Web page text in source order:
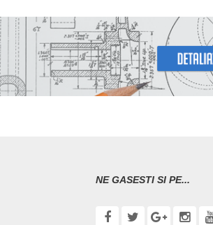
NE GASESTI SI PE...